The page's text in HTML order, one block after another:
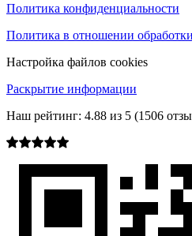
Политика конфиденциальности
Политика в отношении
Настройка файлов cookies
Раскрытие информации
Наш рейтинг: 4.88 из 5 (1506